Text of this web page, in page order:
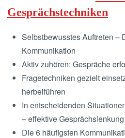
Gesprächstechniken
Selbstbewusstes Auftreten –
Kommunikation
Aktiv zuhören: Gespräche
Fragetechniken gezielt
herbeiführen
In entscheidenden
– effektive Gesprächslenkung
Die 6 häufigsten